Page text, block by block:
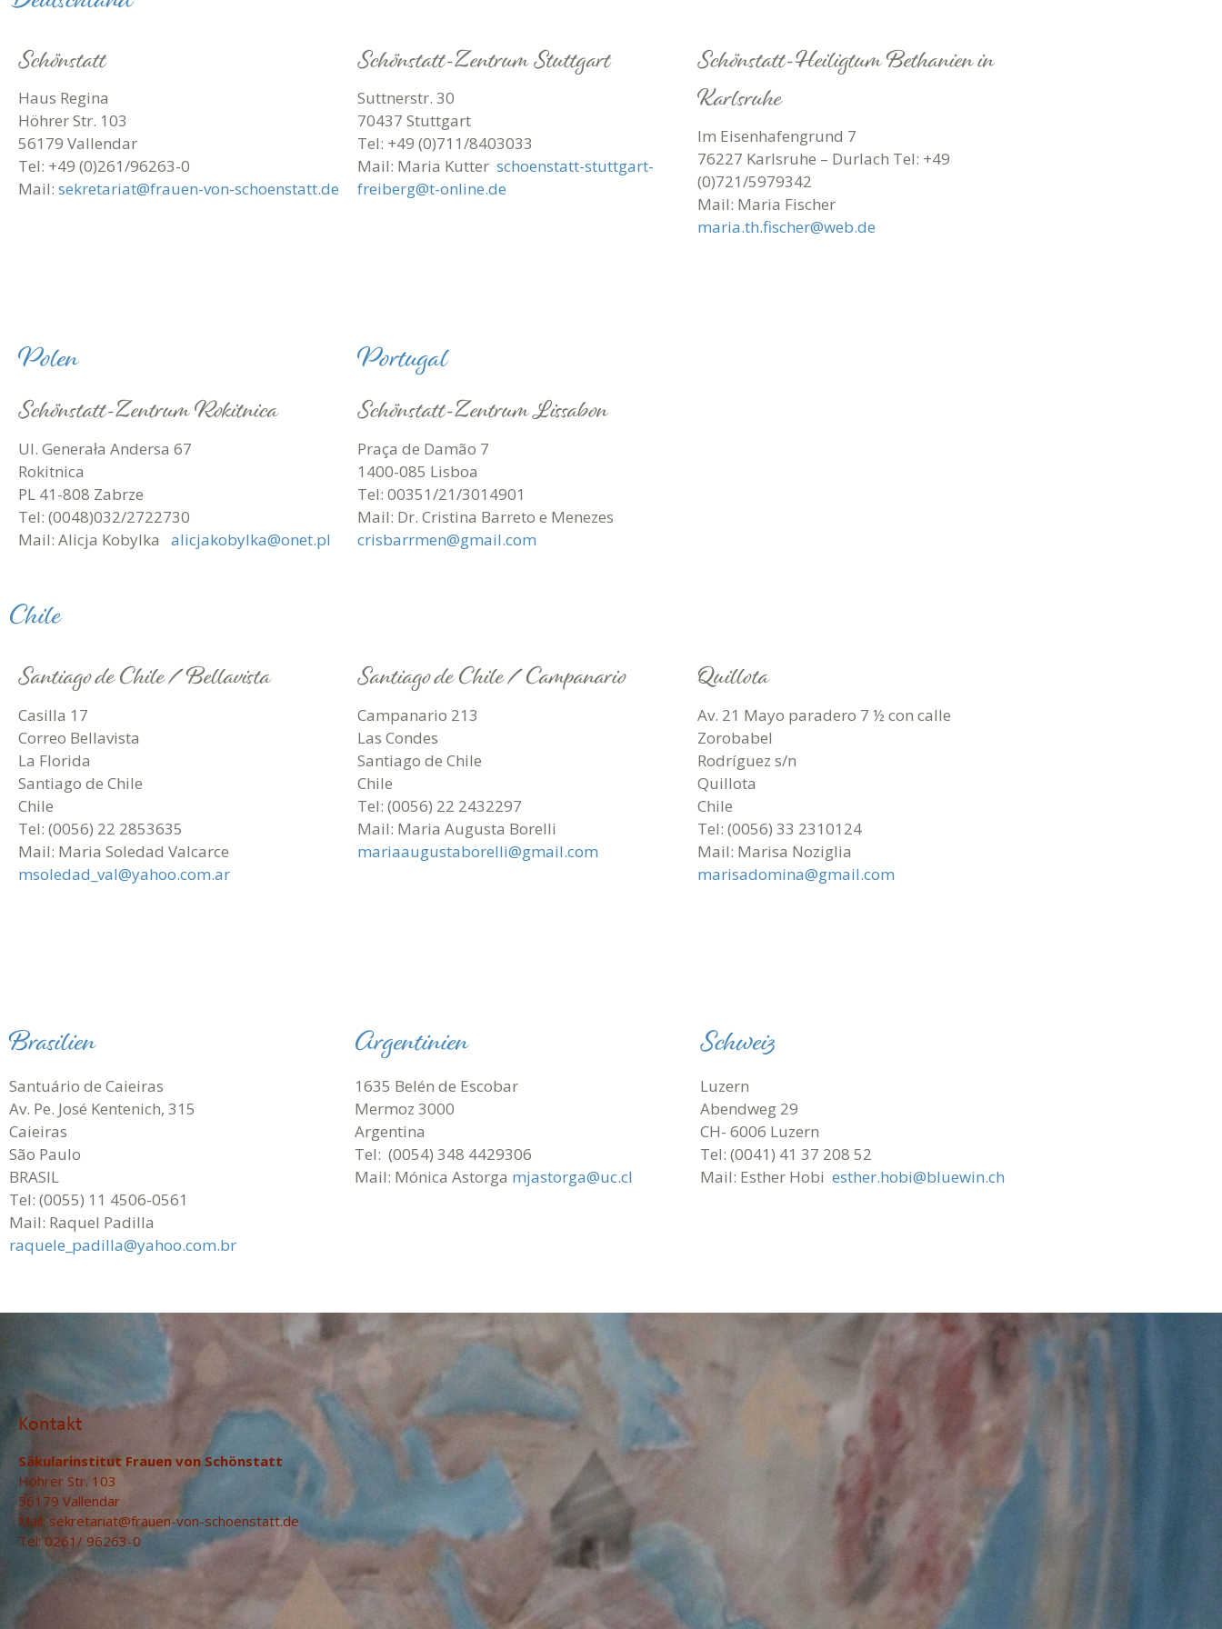
Schönstatt
Haus Regina
Höhrer Str. 103
56179 Vallendar
Tel: +49 (0)261/96263-0
Mail: sekretariat@frauen-von-schoenstatt.de
Schönstatt-Zentrum Stuttgart
Suttnerstr. 30
70437 Stuttgart
Tel: +49 (0)711/8403033
Mail: Maria Kutterschoenstatt-stuttgart-
freiberg@t-online.de
Schönstatt-Heiligtum Bethanien in
Karlsruhe
Im Eisenhafengrund 7
76227 Karlsruhe – Durlach Tel: +49
(0)721/5979342
Mail: Maria Fischer
maria.th.fischer@web.de
Polen
Schönstatt-Zentrum Rokitnica
Ul. Generała Andersa 67
Rokitnica
PL 41-808 Zabrze
Tel: (0048)032/2722730
Mail: Alicja Kobylka alicjakobylka@onet.pl
Portugal
Schönstatt-Zentrum Lissabon
Praça de Damão 7
1400-085 Lisboa
Tel: 00351/21/3014901
Mail: Dr. Cristina Barreto e Menezes
crisbarrmen@gmail.com
Chile
Santiago de Chile / Bellavista
Casilla 17
Correo Bellavista
La Florida
Santiago de Chile
Chile
Tel: (0056) 22 2853635
Mail: Maria Soledad Valcarce
msoledad_val@yahoo.com.ar
Santiago de Chile / Campanario
Campanario 213
Las Condes
Santiago de Chile
Chile
Tel: (0056) 22 2432297
Mail: Maria Augusta Borelli
mariaaugustaborelli@gmail.com
Quillota
Av. 21 Mayo paradero 7 ½ con calle
Zorobabel
Rodríguez s/n
Quillota
Chile
Tel: (0056) 33 2310124
Mail: Marisa Noziglia
marisadomina@gmail.com
Brasilien
Santuário de Caieiras
Av. Pe. José Kentenich, 315
Caieiras
São Paulo
BRASIL
Tel: (0055) 11 4506-0561
Mail: Raquel Padilla
raquele_padilla@yahoo.com.br
Argentinien
1635 Belén de Escobar
Mermoz 3000
Argentina
Tel: (0054) 348 4429306
Mail: Mónica Astorga mjastorga@uc.cl
Schweiz
Luzern
Abendweg 29
CH- 6006 Luzern
Tel: (0041) 41 37 208 52
Mail: Esther Hobi esther.hobi@bluewin.ch
Kontakt
Säkularinstitut Frauen von Schönstatt
Höhrer Str. 103
56179 Vallendar
Mail: sekretariat@frauen-von-schoenstatt.de
Tel: 0261/ 96263-0